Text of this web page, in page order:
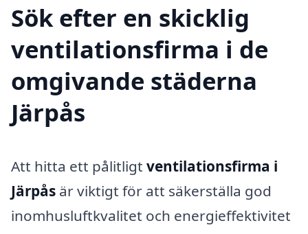
Sök efter en skicklig
ventilationsfirma i de
omgivande städerna
Järpås
Att hitta ett pålitligt ventilationsfirma i
Järpås är viktigt för att säkerställa god
inomhusluftkvalitet och energieffektivitet